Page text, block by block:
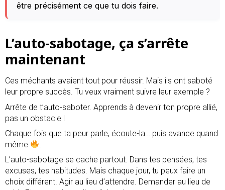
être précisément ce que tu dois faire.
L’auto-sabotage, ça s’arrête
maintenant
Ces méchants avaient tout pour réussir. Mais ils ont saboté
leur propre succès. Tu veux vraiment suivre leur exemple ?
Arrête de t’auto-saboter. Apprends à devenir ton propre allié,
pas un obstacle !
Chaque fois que ta peur parle, écoute-la… puis avance quand
même
L’auto-sabotage se cache partout. Dans tes pensées, tes
excuses, tes habitudes. Mais chaque jour, tu peux faire un
choix différent. Agir au lieu d’attendre. Demander au lieu de